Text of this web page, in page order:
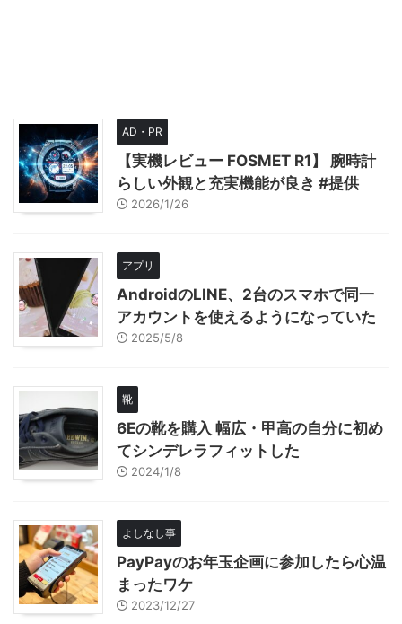
AD・PR
【実機レビュー FOSMET R1】 腕時計
らしい外観と充実機能が良き #提供
2026/1/26
アプリ
AndroidのLINE、2台のスマホで同一
アカウントを使えるようになっていた
2025/5/8
靴
6Eの靴を購入 幅広・甲高の自分に初め
てシンデレラフィットした
2024/1/8
よしなし事
PayPayのお年玉企画に参加したら心温
まったワケ
2023/12/27